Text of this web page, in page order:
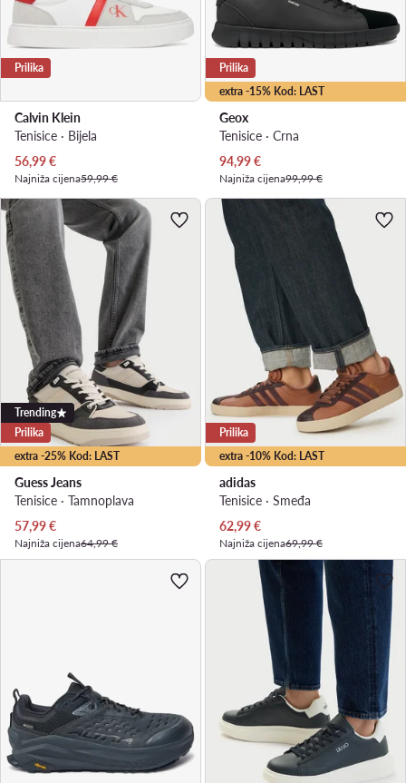
Prilika
Calvin Klein
Tenisice · Bijela
Trenutna cijena
56,99€
Najniža cijena59,99 €
extra -15% Kod: LAST
Prilika
Geox
Tenisice · Crna
Trenutna cijena
94,99€
Najniža cijena99,99 €
extra -25% Kod: LAST
Trending
Prilika
Guess Jeans
Tenisice · Tamnoplava
Trenutna cijena
57,99€
Najniža cijena64,99 €
extra -10% Kod: LAST
Prilika
adidas
Tenisice · Smeđa
Trenutna cijena
62,99€
Najniža cijena69,99 €